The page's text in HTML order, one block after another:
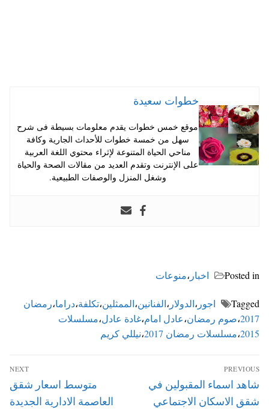
خطوات سعيدة
موقع خمس خطوات يقدم معلومات بسيطة فى شرح
سهل من خمسة خطوات للأحداث الجارية وكافة
مناحي الحياة المتنوعة لإثراء محتوي اللغة العربية
على الإنترنت وتقدم العديد من مقالات الصحة والحياة
وشغل المنزل والوصفات الطبيعية.
Posted in اخبار ،منوعات
Tagged اجور ،الدولار ،الفنانين،الممثلين،تكلفة،دراما،رمضان
2017،صوم رمضان،عادل امام،غادة عادل،مسلسلات
2015،مسلسلات رمضان 2017 ،نيللي كريم
تصفّح
المقالات
PREVIOUS
Previous
post:
شاهد اسماء المقبولين في
شقق الاسكان الاجتماعي
NEXT
Next
متوسط اسعار شقق
العاصمة الادارية الجديدة